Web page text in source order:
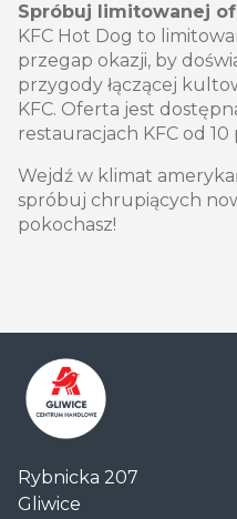
Spróbuj limitowanej
KFC Hot Dog to
przegap okazji, by
przygody łączącej
KFC. Oferta jest
restauracjach KFC od 10
Wejdź w klimat
spróbuj chrupiących
pokochasz!
Handlowe
Auchan
Rybnicka 207
Gliwice